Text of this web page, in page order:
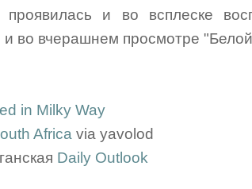
проявилась и во всплеске
и во вчерашнем просмотре
in Milky Way
Africa via yavolod
Daily Outlook